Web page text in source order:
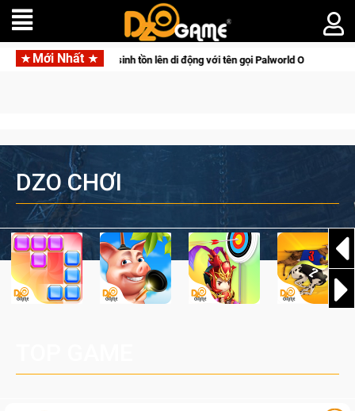
Mới Nhất
tấn săn thú sinh tồn lên di động với tên gọi Palworld Online
DZO CHƠI